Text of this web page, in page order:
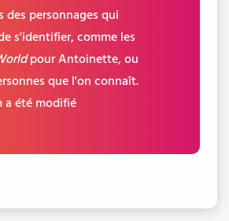
des personnages qui
s'identifier, comme les
pour Antoinette, ou
que l'on connaît.
a été modifié